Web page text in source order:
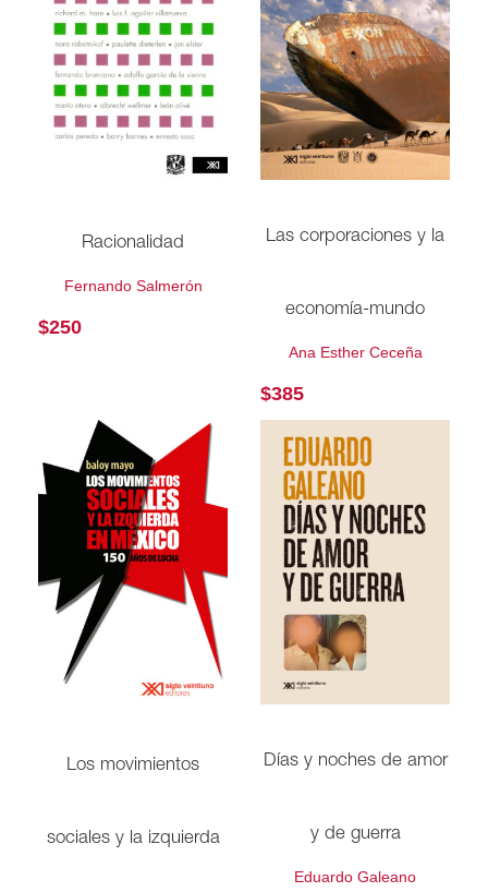
Racionalidad
Fernando Salmerón
$250
Las corporaciones y la
economía-mundo
Ana Esther Ceceña
$385
Los movimientos
sociales y la izquierda
Días y noches de amor
y de guerra
Eduardo Galeano